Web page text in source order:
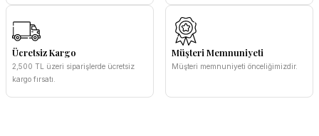
Ücretsiz Kargo
2,500 TL üzeri siparişlerde ücretsiz
kargo fırsatı.
Müşteri Memnuniyeti
Müşteri memnuniyeti önceliğimizdir.